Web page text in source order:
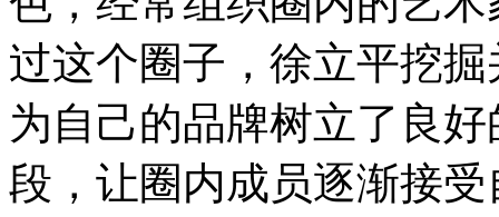
过这个圈子，徐立平挖
为自己的品牌树立了良
段，让圈内成员逐渐接